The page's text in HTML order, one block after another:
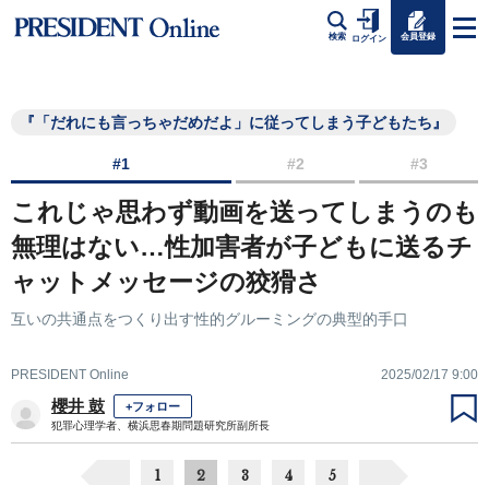
検索 ログイン 会員登録
『「だれにも言っちゃだめだよ」に従ってしまう子どもたち』
#1 #2 #3
これじゃ思わず動画を送ってしまうのも
無理はない…性加害者が子どもに送るチ
ャットメッセージの狡猾さ
互いの共通点をつくり出す性的グルーミングの典型的手口
PRESIDENT Online 2025/02/17 9:00
櫻井 鼓 +フォロー
犯罪心理学者、横浜思春期問題研究所副所長
1 2 3 4 5